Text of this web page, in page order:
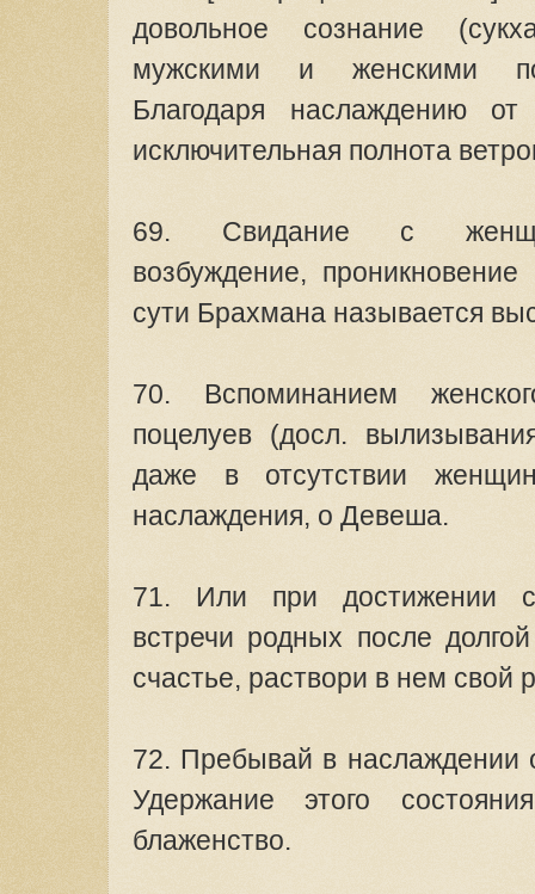
довольное сознание
мужскими и женскими
Благодаря наслаждению от
исключительная полнота
69. Свидание с
возбуждение,
сути Брахмана называется
70. Вспоминанием
поцелуев (досл.
даже в отсутствии
наслаждения, о Девеша.
71. Или при достижении
встречи родных после
счастье, раствори в нем свой
72. Пребывай в наслаждении
Удержание этого
блаженство.